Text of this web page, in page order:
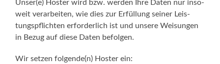
Unser(e) Hos­ter wird bzw. wer­den Ihre Daten nur inso­
weit ver­ar­bei­ten, wie dies zur Erfül­lung sei­ner Leis­
tungs­pflich­ten erfor­der­lich ist und unse­re Wei­sun­gen
in Bezug auf die­se Daten befolgen.
Wir set­zen folgende(n) Hos­ter ein: